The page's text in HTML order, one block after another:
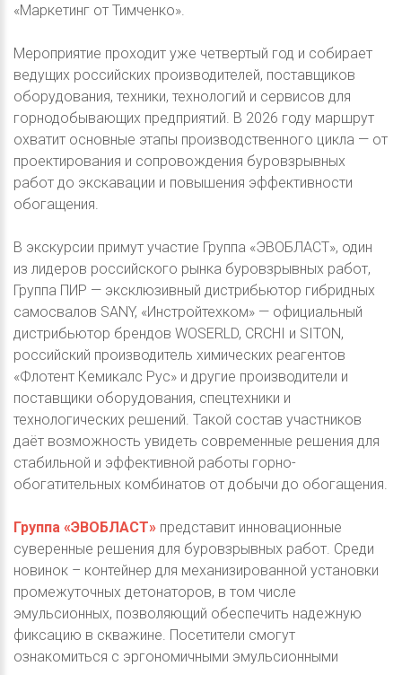
«Маркетинг от Тимченко».
Мероприятие проходит уже четвертый год и собирает
ведущих российских производителей, поставщиков
оборудования, техники, технологий и сервисов для
горнодобывающих предприятий. В 2026 году маршрут
охватит основные этапы производственного цикла — от
проектирования и сопровождения буровзрывных
работ до экскавации и повышения эффективности
обогащения.
В экскурсии примут участие Группа «ЭВОБЛАСТ», один
из лидеров российского рынка буровзрывных работ,
Группа ПИР — эксклюзивный дистрибьютор гибридных
самосвалов SANY, «Инстройтехком» — официальный
дистрибьютор брендов WOSERLD, CRCHI и SITON,
российский производитель химических реагентов
«Флотент Кемикалс Рус» и другие производители и
поставщики оборудования, спецтехники и
технологических решений. Такой состав участников
даёт возможность увидеть современные решения для
стабильной и эффективной работы горно-
обогатительных комбинатов от добычи до обогащения.
Группа «ЭВОБЛАСТ» представит инновационные
суверенные решения для буровзрывных работ. Среди
новинок – контейнер для механизированной установки
промежуточных детонаторов, в том числе
эмульсионных, позволяющий обеспечить надежную
фиксацию в скважине. Посетители смогут
ознакомиться с эргономичными эмульсионными